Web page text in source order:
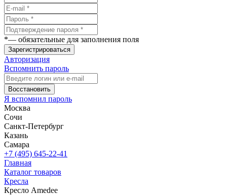
*— обязательные для заполнения поля
Зарегистрироваться
Авторизация
Вспомнить пароль
Восстановить
Я вспомнил пароль
Москва
Сочи
Санкт-Петербург
Казань
Самара
+7 (495) 645-22-41
Главная
Каталог товаров
Кресла
Кресло Amedee